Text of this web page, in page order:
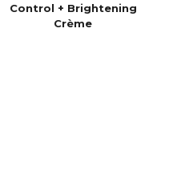
Control + Brightening
Crème